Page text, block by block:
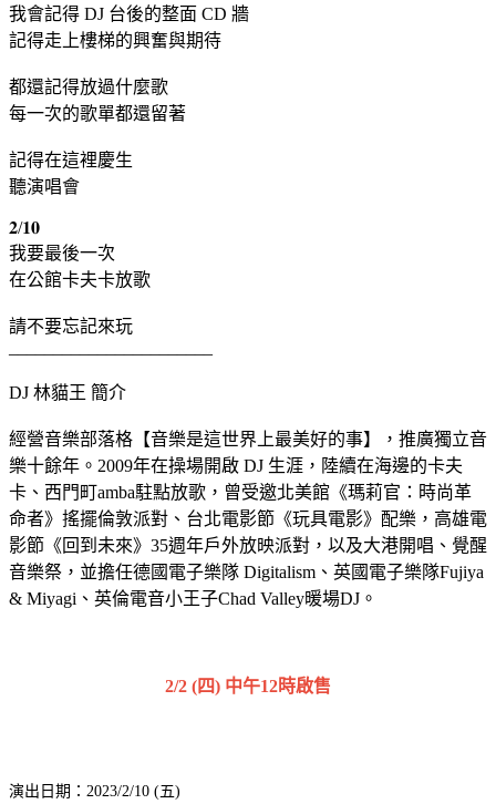
我會記得 DJ 台後的整面 CD 牆
記得走上樓梯的興奮與期待
都還記得放過什麼歌
每一次的歌單都還留著
記得在這裡慶生
聽演唱會
𝟐/𝟏𝟎
我要最後一次
在公館卡夫卡放歌
請不要忘記來玩
DJ 林貓王 簡介
經營音樂部落格【音樂是這世界上最美好的事】，推廣獨立音
樂十餘年。2009年在操場開啟 DJ 生涯，陸續在海邊的卡夫
卡、西門町amba駐點放歌，曾受邀北美館《瑪莉官：時尚革
命者》搖擺倫敦派對、台北電影節《玩具電影》配樂，高雄電
影節《回到未來》35週年戶外放映派對，以及大港開唱、覺醒
音樂祭，並擔任德國電子樂隊 Digitalism、英國電子樂隊Fujiya
& Miyagi、英倫電音小王子Chad Valley暖場DJ。
2/2 (四) 中午12時啟售
演出日期：2023/2/10 (五)